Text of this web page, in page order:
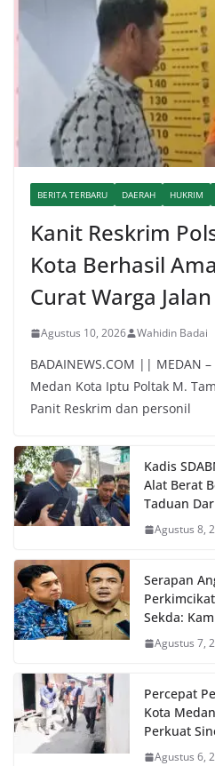
BERITA TERBARU DAERAH HUKRIM
Kanit Reskrim
Kota Berhasil
Curat Warga
Agustus 10, 2026 Wahidin Badai
BADAINEWS.COM || MEDAN
Medan Kota Iptu Poltak M.
Panit Reskrim dan personil
Kadis
Alat Berat
Taduan
Agustus 8,
Serapan
Sekda:
Agustus 7,
Percepat
Kota
Perkuat
Agustus 6,